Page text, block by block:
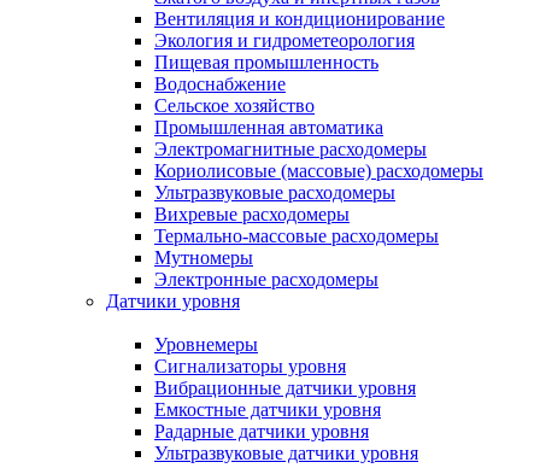
Вентиляция и кондиционирование
Экология и гидрометеорология
Пищевая промышленность
Водоснабжение
Сельское хозяйство
Промышленная автоматика
Электромагнитные расходомеры
Кориолисовые (массовые) расходомеры
Ультразвуковые расходомеры
Вихревые расходомеры
Термально-массовые расходомеры
Мутномеры
Электронные расходомеры
Датчики уровня
Уровнемеры
Сигнализаторы уровня
Вибрационные датчики уровня
Емкостные датчики уровня
Радарные датчики уровня
Ультразвуковые датчики уровня